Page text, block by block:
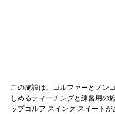
この施設は、ゴルファーとノン
しめるティーチングと練習用の
ップゴルフ スイング スイート